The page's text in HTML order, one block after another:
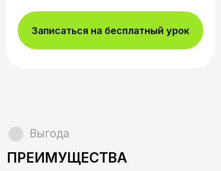
Работаем с каждым
индивидуально!
Заостряем внимание на ваших